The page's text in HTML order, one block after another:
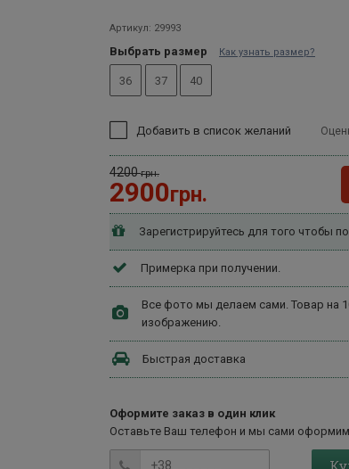
Артикул: 29993
Выбрать размер Как узнать размер?
36 37 40
Добавить в список желаний
4200грн.
2900грн.
Зарегистрируйтесь для того чтобы
Примерка при получении.
Все фото мы делаем сами. Товар на
изображению.
Быстрая доставка
Оформите заказ в один клик
Оставьте Ваш телефон и мы сами оформим